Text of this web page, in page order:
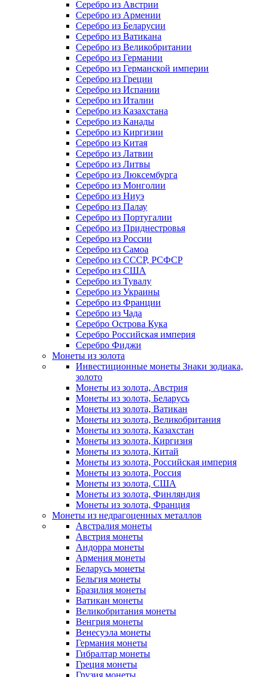
Серебро из Австрии
Серебро из Армении
Серебро из Беларусии
Серебро из Ватикана
Серебро из Великобритании
Серебро из Германии
Серебро из Германской империи
Серебро из Греции
Серебро из Испании
Серебро из Италии
Серебро из Казахстана
Серебро из Канады
Серебро из Киргизии
Серебро из Китая
Серебро из Латвии
Серебро из Литвы
Серебро из Люксембурга
Серебро из Монголии
Серебро из Ниуэ
Серебро из Палау
Серебро из Португалии
Серебро из Приднестровья
Серебро из России
Серебро из Самоа
Серебро из СССР, РСФСР
Серебро из США
Серебро из Тувалу
Серебро из Украины
Серебро из Франции
Серебро из Чада
Серебро Острова Кука
Серебро Российская империя
Серебро Фиджи
Монеты из золота
Инвестиционные монеты Знаки зодиака,
золото
Монеты из золота, Австрия
Монеты из золота, Беларусь
Монеты из золота, Ватикан
Монеты из золота, Великобритания
Монеты из золота, Казахстан
Монеты из золота, Киргизия
Монеты из золота, Китай
Монеты из золота, Российская империя
Монеты из золота, Россия
Монеты из золота, США
Монеты из золота, Финляндия
Монеты из золота, Франция
Монеты из недрагоценных металлов
Австралия монеты
Австрия монеты
Андорра монеты
Армения монеты
Беларусь монеты
Бельгия монеты
Бразилия монеты
Ватикан монеты
Великобритания монеты
Венгрия монеты
Венесуэла монеты
Германия монеты
Гибралтар монеты
Греция монеты
Грузия монеты